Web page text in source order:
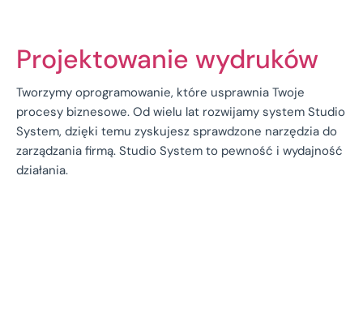
Projektowanie wydruków
Tworzymy oprogramowanie, które usprawnia Twoje
procesy biznesowe. Od wielu lat rozwijamy system Studio
System, dzięki temu zyskujesz sprawdzone narzędzia do
zarządzania firmą. Studio System to pewność i wydajność
działania.